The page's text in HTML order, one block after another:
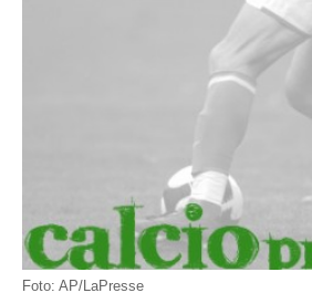
Foto: AP/LaPresse